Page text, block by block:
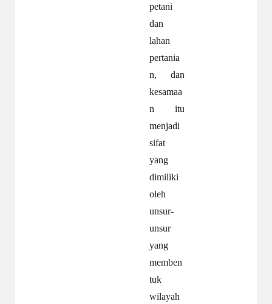
petani
dan
lahan
pertania
n, dan
kesamaa
n itu
menjadi
sifat
yang
dimiliki
oleh
unsur-
unsur
yang
memben
tuk
wilayah